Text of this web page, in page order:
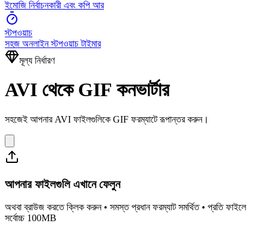
ইমোজি নির্বাচনকারী এবং কপি আর
স্টপওয়াচ
সহজ অনলাইন স্টপওয়াচ টাইমার
মূল্য নির্ধারণ
AVI থেকে GIF কনভার্টার
সহজেই আপনার AVI ফাইলগুলিকে GIF ফরম্যাটে রূপান্তর করুন।
আপনার ফাইলগুলি এখানে ফেলুন
অথবা ব্রাউজ করতে ক্লিক করুন • সমস্ত প্রধান ফরম্যাট সমর্থিত • প্রতি ফাইলে
সর্বোচ্চ 100MB